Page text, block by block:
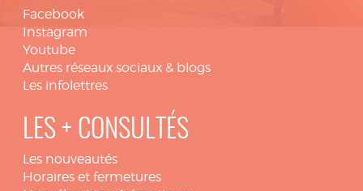
Facebook
Instagram
Youtube
Autres réseaux sociaux & blogs
Les infolettres
LES + CONSULTÉS
Les nouveautés
Horaires et fermetures